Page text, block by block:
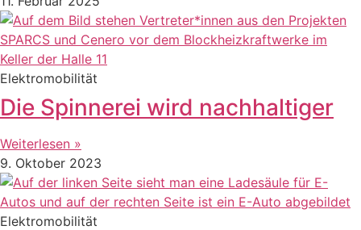
Elektromobilität
Die Spinnerei wird nachhaltiger
Weiterlesen »
9. Oktober 2023
Elektromobilität